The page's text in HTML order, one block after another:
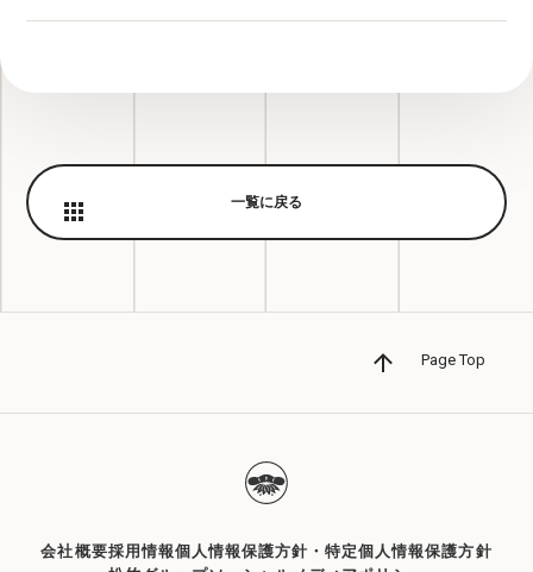
一覧に戻る
Page Top
会社概要採用情報個人情報保護方針・特定個人情報保護方針